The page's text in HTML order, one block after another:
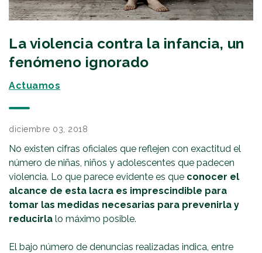
La violencia contra la infancia, un
fenómeno ignorado
Actuamos
diciembre 03, 2018
No existen cifras oficiales que reflejen con exactitud el
número de niñas, niños y adolescentes que padecen
violencia. Lo que parece evidente es que conocer el
alcance de esta lacra es imprescindible para
tomar las medidas necesarias para prevenirla y
reducirla lo máximo posible.
El bajo número de denuncias realizadas indica, entre